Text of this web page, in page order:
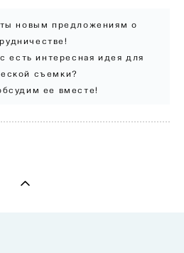
новым предложениям о
есть интересная идея для
съемки?
ее вместе!